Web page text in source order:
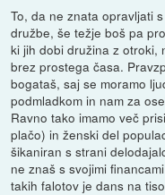
To, da ne znata opravljati
družbe, še težje boš pa
ki jih dobi družina z otroki,
brez prostega časa.
bogataš, saj se moramo
podmladkom in nam za
Ravno tako imamo več
plačo) in ženski del
šikaniran s strani
ne znaš s svojimi
takih falotov je dans na